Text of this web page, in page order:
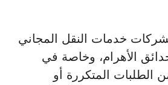
خدمات النقل المجاني
الأهرام، وخاصة في
الطلبات المتكررة أو